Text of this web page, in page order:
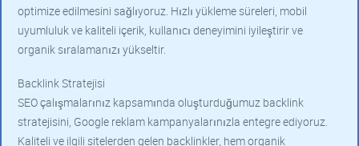
optimize edilmesini sağlıyoruz. Hızlı yükleme süreleri, mobil
uyumluluk ve kaliteli içerik, kullanıcı deneyimini iyileştirir ve
organik sıralamanızı yükseltir.
Backlink Stratejisi
SEO çalışmalarınız kapsamında oluşturduğumuz backlink
stratejisini, Google reklam kampanyalarınızla entegre ediyoruz.
Kaliteli ve ilgili sitelerden gelen backlinkler, hem organik